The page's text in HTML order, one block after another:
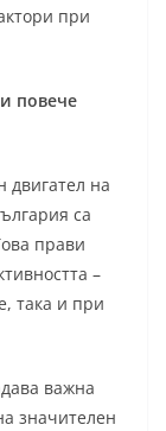
при
повече
двигател на
са
прави
–
така и при
важна
значителен